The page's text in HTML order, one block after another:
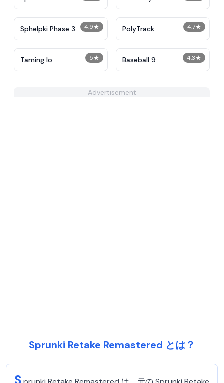
Alternative Phase 2
4.9★
Sphelpki Phase 3 4.7★
PolyTrack
5★
Taming Io 4.3★
Baseball 9
Advertisement
Sprunki Retake Remastered とは？